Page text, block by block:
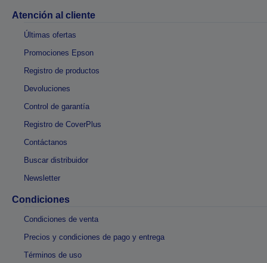
Atención al cliente
Últimas ofertas
Promociones Epson
Registro de productos
Devoluciones
Control de garantía
Registro de CoverPlus
Contáctanos
Buscar distribuidor
Newsletter
Condiciones
Condiciones de venta
Precios y condiciones de pago y entrega
Términos de uso